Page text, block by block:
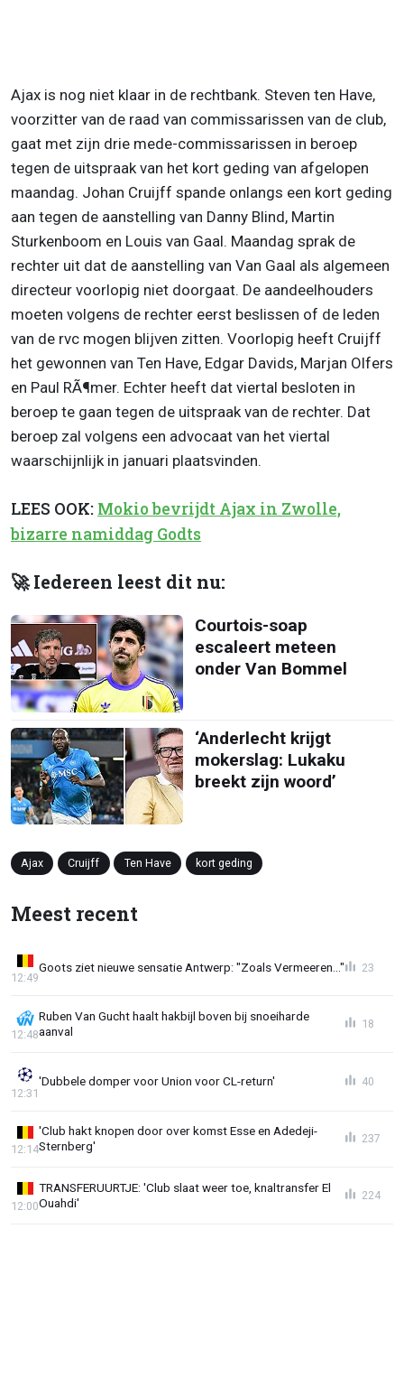
Ajax is nog niet klaar in de rechtbank. Steven ten Have,
voorzitter van de raad van commissarissen van de club,
gaat met zijn drie mede-commissarissen in beroep
tegen de uitspraak van het kort geding van afgelopen
maandag. Johan Cruijff spande onlangs een kort geding
aan tegen de aanstelling van Danny Blind, Martin
Sturkenboom en Louis van Gaal. Maandag sprak de
rechter uit dat de aanstelling van Van Gaal als algemeen
directeur voorlopig niet doorgaat. De aandeelhouders
moeten volgens de rechter eerst beslissen of de leden
van de rvc mogen blijven zitten. Voorlopig heeft Cruijff
het gewonnen van Ten Have, Edgar Davids, Marjan Olfers
en Paul RÃ¶mer. Echter heeft dat viertal besloten in
beroep te gaan tegen de uitspraak van de rechter. Dat
beroep zal volgens een advocaat van het viertal
waarschijnlijk in januari plaatsvinden.
LEES OOK: Mokio bevrijdt Ajax in Zwolle,
bizarre namiddag Godts
🚀 Iedereen leest dit nu:
Courtois-soap
escaleert meteen
onder Van Bommel
‘Anderlecht krijgt
mokerslag: Lukaku
breekt zijn woord’
Ajax Cruijff Ten Have kort geding
Meest recent
Goots ziet nieuwe sensatie Antwerp: "Zoals Vermeeren..."
12:49
23
Ruben Van Gucht haalt hakbijl boven bij snoeiharde
aanval
12:48
18
'Dubbele domper voor Union voor CL-return'
12:31
40
'Club hakt knopen door over komst Esse en Adedeji-
Sternberg'
12:14
237
TRANSFERUURTJE: 'Club slaat weer toe, knaltransfer El
Ouahdi'
12:00
224